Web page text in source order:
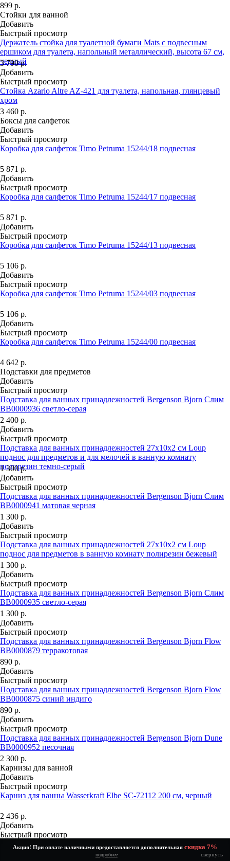
Акция! При оплате наличными предоставляется дополнительная скидка 7%
подробнее свернуть
899 р.
Стойки для ванной
Добавить
Быстрый просмотр
Держатель стойка для туалетной бумаги Mats с подвесным
ершиком для туалета, напольный металлический, высота 67 см,
черный
3 790р.
Добавить
Быстрый просмотр
Стойка Azario Altre AZ-421 для туалета, напольная, глянцевый
хром
3 460 р.
Боксы для салфеток
Добавить
Быстрый просмотр
Коробка для салфеток Timo Petruma 15244/18 подвесная
5 871 р.
Добавить
Быстрый просмотр
Коробка для салфеток Timo Petruma 15244/17 подвесная
5 871 р.
Добавить
Быстрый просмотр
Коробка для салфеток Timo Petruma 15244/13 подвесная
5 106 р.
Добавить
Быстрый просмотр
Коробка для салфеток Timo Petruma 15244/03 подвесная
5 106 р.
Добавить
Быстрый просмотр
Коробка для салфеток Timo Petruma 15244/00 подвесная
4 642 р.
Подставки для предметов
Добавить
Быстрый просмотр
Подставка для ванных принадлежностей Bergenson Bjorn Слим
BB0000936 светло-серая
2 400 р.
Добавить
Быстрый просмотр
Подставка для ванных принадлежностей 27х10х2 см Loup
поднос для предметов и для мелочей в ванную комнату
полирезин темно-серый
1 300р.
Добавить
Быстрый просмотр
Подставка для ванных принадлежностей Bergenson Bjorn Слим
BB0000941 матовая черная
1 300 р.
Добавить
Быстрый просмотр
Подставка для ванных принадлежностей 27х10х2 см Loup
поднос для предметов в ванную комнату полирезин бежевый
1 300 р.
Добавить
Быстрый просмотр
Подставка для ванных принадлежностей Bergenson Bjorn Слим
BB0000935 светло-серая
1 300 р.
Добавить
Быстрый просмотр
Подставка для ванных принадлежностей Bergenson Bjorn Flow
BB0000879 терракотовая
890 р.
Добавить
Быстрый просмотр
Подставка для ванных принадлежностей Bergenson Bjorn Flow
BB0000875 синий индиго
890 р.
Добавить
Быстрый просмотр
Подставка для ванных принадлежностей Bergenson Bjorn Dune
BB0000952 песочная
2 300 р.
Карнизы для ванной
Добавить
Быстрый просмотр
Карниз для ванны Wasserkraft Elbe SC-72112 200 см, черный
2 436 р.
Добавить
Быстрый просмотр
Карниз для ванны Wasserkraft Kammel SC-831120 200 см, белый